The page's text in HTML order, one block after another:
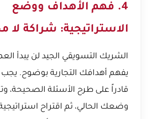
4. فهم الأهداف ووضع
الاستراتيجية: شراكة لا
الشريك التسويقي الجيد لن يبدأ
يفهم أهدافك التجارية بوضوح.
قادراً على طرح الأسئلة الصحيحة،
وضعك الحالي، ثم اقتراح